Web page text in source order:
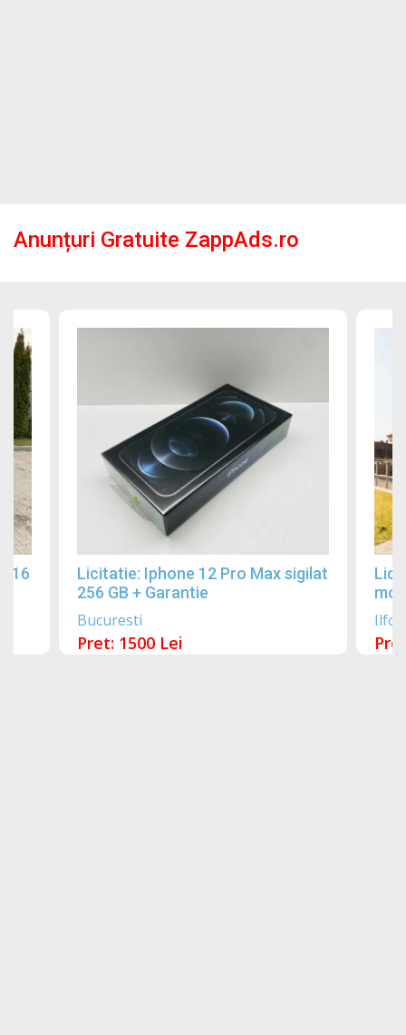
Anunțuri Gratuite ZappAds.ro
Licitatie: Iphone 12 Pro Max sigilat
256 GB + Garantie
Bucuresti
Pret: 1500 Lei
Ilfov